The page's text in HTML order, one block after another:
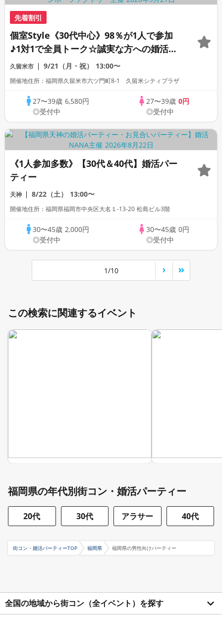
先着割引
個室Style《30代中心》98％が1人で参加
♪1対1で全員トーク☆誠実な方への婚活パ
ーティー
久留米市 9/21（月・祝） 13:00〜
開催地住所：福岡県久留米市六ツ門町8-1 久留米シティプラザ
27〜39歳 6,580円
◎受付中
27〜39歳 0円
◎受付中
《1人参加多数》【30代＆40代】婚活パー
ティー
天神 8/22（土） 13:00〜
開催地住所：福岡県福岡市中央区大名１-13-20 松島ビル3階
30〜45歳 2,000円
◎受付中
30〜45歳 0円
◎受付中
1/10
この検索に関連するイベント
福岡県の年代別街コン・婚活パーティー
20代 30代 アラサー 40代
街コン・婚活パーティーTOP 福岡県 福岡県の男性向けパーティー
全国の地域から街コン（全イベント）を探す